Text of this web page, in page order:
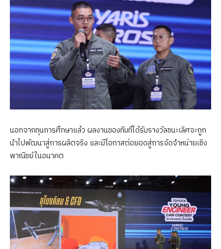
นอกจากทุนการศึกษาแล้ว ผลงานของทีมที่ได้รับรางวัลชนะเลิศจะถูก
นำไปพัฒนาสู่การผลิตจริง และมีโอกาสต่อยอดสู่การจัดจำหน่ายเชิง
พาณิชย์ในอนาคต